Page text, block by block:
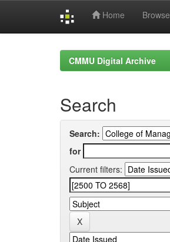
Home Browse
CMMU Digital Archive
Search
Search:
for
Current filters: